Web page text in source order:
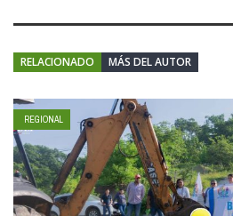
RELACIONADO MÁS DEL AUTOR
REGIONAL